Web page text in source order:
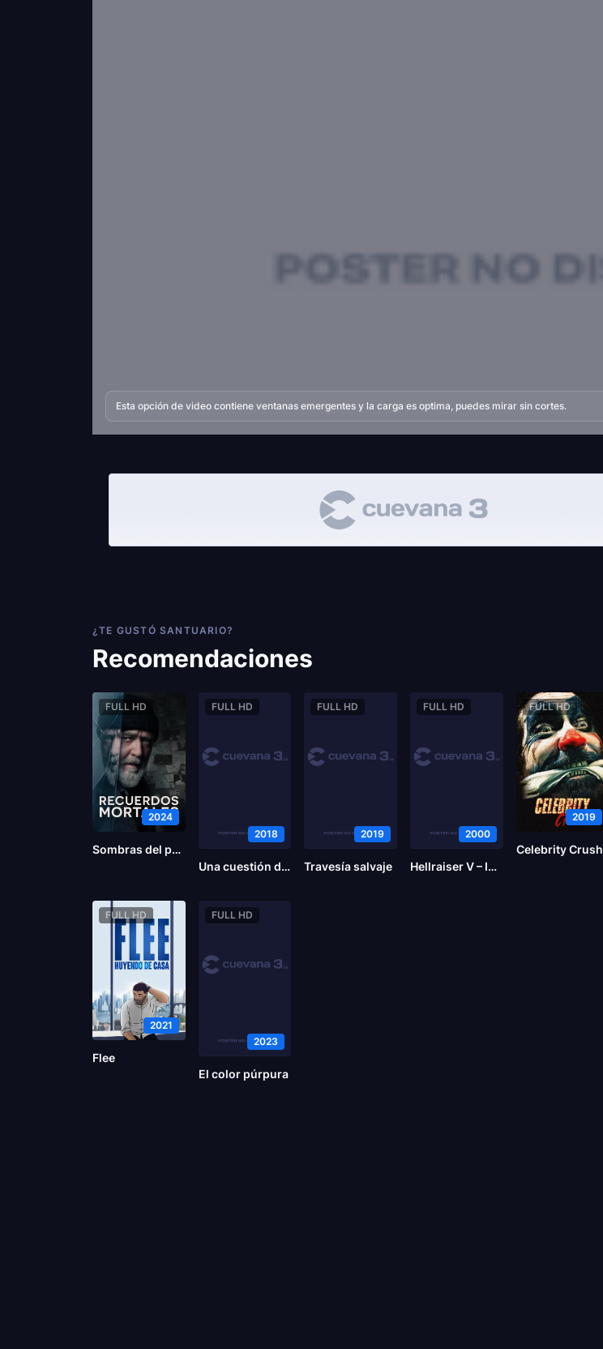
Esta opción de video contiene ventanas emergentes y la carga es optima, puedes mirar sin cortes.
¿TE GUSTÓ SANTUARIO?
Recomendaciones
FULL HD
2024
Sombras del pasado
FULL HD
2018
Una cuestión de género
FULL HD
2019
Travesía salvaje
FULL HD
2000
Hellraiser V – Inferno
FULL HD
2019
Celebrity Crush
FULL HD
2021
Flee
FULL HD
2023
El color púrpura